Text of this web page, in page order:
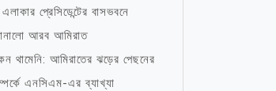
প্রেসিডেন্টের বাসভবনে
আরব আমিরাত
থামেনি: আমিরাতের ঝড়ের পেছনের
এনসিএম-এর ব্যাখ্যা